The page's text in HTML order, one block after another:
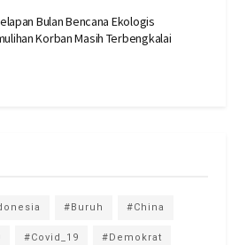
Bulan Bencana Ekologis
Korban Masih Terbengkalai
#Buruh #China
#Covid_19 #Demokrat